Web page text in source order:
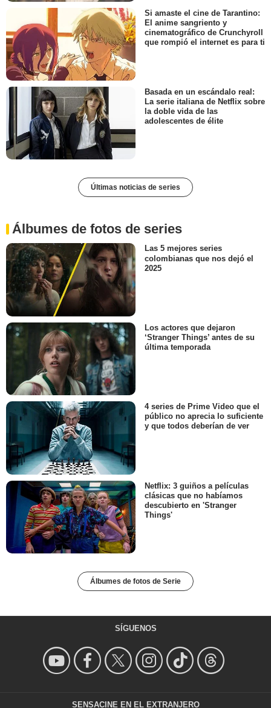
Si amaste el cine de Tarantino:
El anime sangriento y
cinematográfico de Crunchyroll
que rompió el internet es para ti
Basada en un escándalo real:
La serie italiana de Netflix sobre
la doble vida de las
adolescentes de élite
Últimas noticias de series
Álbumes de fotos de series
Las 5 mejores series
colombianas que nos dejó el
2025
Los actores que dejaron
‘Stranger Things’ antes de su
última temporada
4 series de Prime Video que el
público no aprecia lo suficiente
y que todos deberían de ver
Netflix: 3 guiños a películas
clásicas que no habíamos
descubierto en 'Stranger
Things'
Álbumes de fotos de Serie
SÍGUENOS
SENSACINE EN EL EXTRANJERO